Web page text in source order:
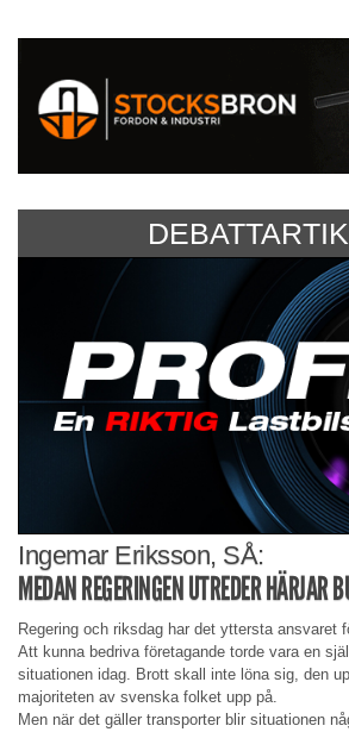
Ingemar Eriksson, SÅ:
MEDAN REGERINGEN UTREDER HÄRJAR
Regering och riksdag har det yttersta ansvaret
Att kunna bedriva företagande torde vara en
situationen idag. Brott skall inte löna sig, den
majoriteten av svenska folket upp på.
Men när det gäller transporter blir situationen